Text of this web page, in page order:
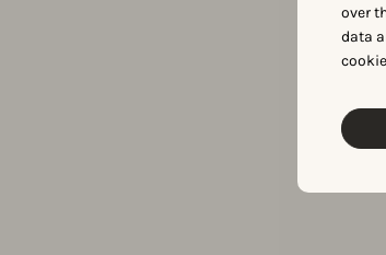
over
data